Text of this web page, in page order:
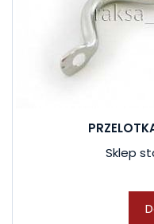
Sklep